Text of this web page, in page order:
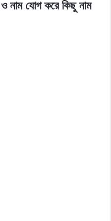
ও নাম যোগ করে কিছু নাম